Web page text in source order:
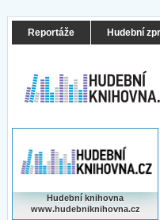
Reportáže Hudební
Hudební knihovna
www.hudebniknihovna.cz